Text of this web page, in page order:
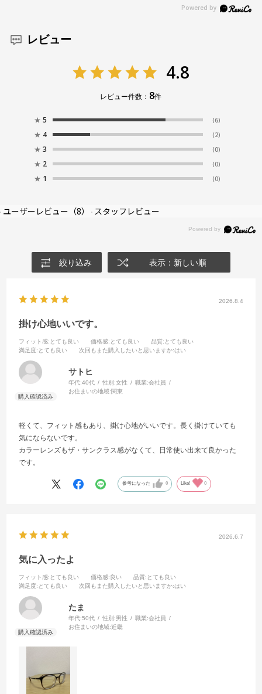
レビュー
4.8
レビュー件数： 8件
★ 5 (6)
★ 4 (2)
★ 3 (0)
★ 2 (0)
★ 1 (0)
ユーザーレビュー （8） スタッフレビュー
絞り込み 表示：新しい順
2026.8.4
掛け心地いいです。
フィット感:とても良い 価格感:とても良い 品質:とても良い
満足度:とても良い 次回もまた購入したいと思いますか:はい
サトヒ
年代:40代 性別:女性 職業:会社員
お住まいの地域:関東
軽くて、フィット感もあり、掛け心地がいいです。長く掛けていても
気にならないです。
カラーレンズもザ・サンクラス感がなくて、日常使い出来て良かった
です。
参考になった 0 Like! 0
2026.6.7
気に入ったよ
フィット感:とても良い 価格感:良い 品質:とても良い
満足度:とても良い 次回もまた購入したいと思いますか:はい
たま
年代:50代 性別:男性 職業:会社員
お住まいの地域:近畿